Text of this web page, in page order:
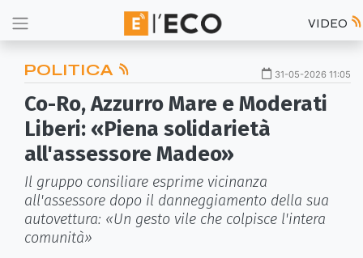
VIDEO
POLITICA 31-05-2026 11:05
Co-Ro, Azzurro Mare e Moderati
Liberi: «Piena solidarietà
all'assessore Madeo»
Il gruppo consiliare esprime vicinanza
all'assessore dopo il danneggiamento della sua
autovettura: «Un gesto vile che colpisce l'intera
comunità»